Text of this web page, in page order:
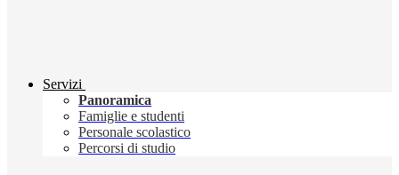
Servizi
Panoramica
Famiglie e studenti
Personale scolastico
Percorsi di studio